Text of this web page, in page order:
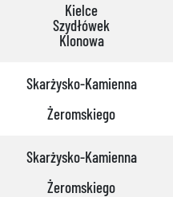
Kielce
Szydłówek
Klonowa
Skarżysko-Kamienna
Żeromskiego
Skarżysko-Kamienna
Żeromskiego